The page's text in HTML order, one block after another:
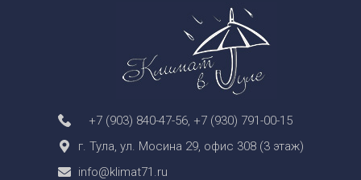
+7 (903) 840-47-56 +7 (930) 791-00-15
г. Тула, ул. Мосина 29, офис 308 (3 этаж)
info@klimat71.ru